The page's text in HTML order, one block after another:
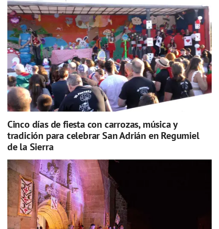
Cinco días de fiesta con carrozas, música y
tradición para celebrar San Adrián en Regumiel
de la Sierra